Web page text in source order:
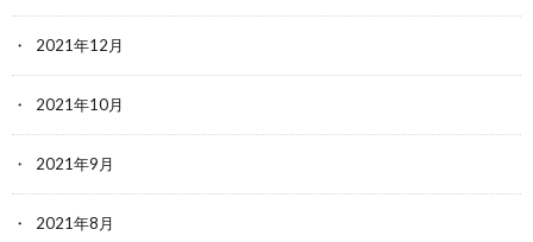
2021年12月
2021年10月
2021年9月
2021年8月